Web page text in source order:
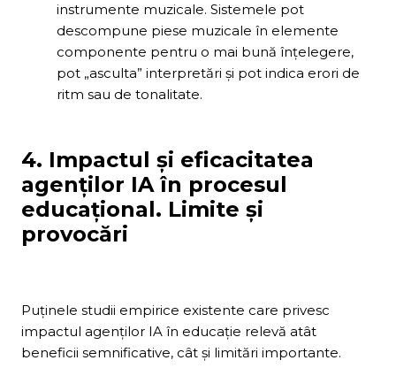
instrumente muzicale. Sistemele pot
descompune piese muzicale în elemente
componente pentru o mai bună înțelegere,
pot „asculta” interpretări și pot indica erori de
ritm sau de tonalitate.
4. Impactul și eficacitatea
agenților IA în procesul
educațional. Limite și
provocări
Puținele studii empirice existente care privesc
impactul agenților IA în educație relevă atât
beneficii semnificative, cât și limitări importante.